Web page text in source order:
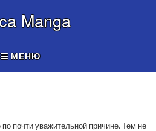
Manga
МЕНЮ
почти уважительной причине. Тем не